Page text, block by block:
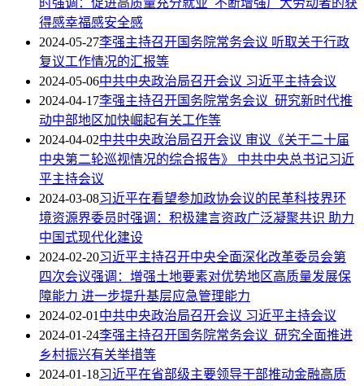
时强调：促进高质量充分就业 不断增强广大劳动者的获
得感幸福感安全感
2024-05-27李强主持召开国务院常务会议 听取关于行政
复议工作情况的汇报等
2024-05-06中共中央政治局召开会议 习近平主持会议
2024-04-17李强主持召开国务院常务会议 研究新时代推
动中部地区加快崛起有关工作等
2024-04-02中共中央政治局召开会议 审议《关于二十届
中央第二轮巡视情况的综合报告》 中共中央总书记习近
平主持会议
2024-03-08习近平在看望参加政协会议的民革科技界环
境资源界委员时强调：积极建言资政广泛凝聚共识 助力
中国式现代化建设
2024-02-20习近平主持召开中央全面深化改革委员会第
四次会议强调：增强土地要素对优势地区高质量发展保
障能力 进一步提升基层应急管理能力
2024-02-01中共中央政治局召开会议 习近平主持会议
2024-01-24李强主持召开国务院常务会议 研究全面推进
乡村振兴有关举措等
2024-01-18习近平在省部级主要领导干部推动金融高质